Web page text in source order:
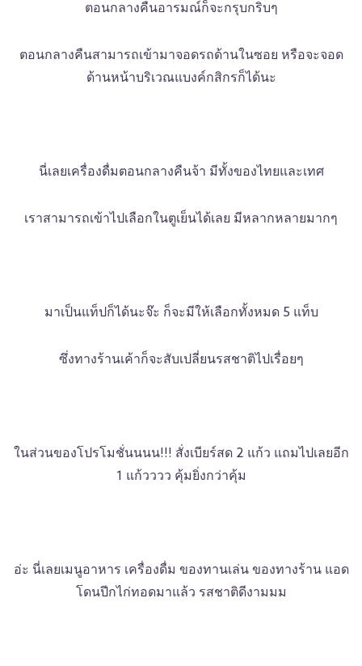
ตอนกลางคืนอารมณ์ก็จะกรุบกริบๆ
ตอนกลางคืนสามารถเข้ามาจอดรถด้านในซอย หรือจะจอด
ด้านหน้าบริเวณแบงค์กสิกรก็ได้นะ
นี่เลยเครื่องดื่มตอนกลางคืนจ้า มีทั้งของไทยและเทศ
เราสามารถเข้าไปเลือกในตูเย็นได้เลย มีหลากหลายมากๆ
มาเป็นแท็ปก็ได้นะจ๊ะ ก็จะมีให้เลือกทั้งหมด 5 แท็บ
ซึ่งทางร้านเค้าก็จะสับเปลี่ยนรสชาติไปเรื่อยๆ
ในส่วนของโปรโมชั่นนนน!!! สั่งเบียร์สด 2 แก้ว แถมไปเลยอีก
1 แก้วววว คุ้มยิ่งกว่าคุ้ม
อ่ะ นี่เลยเมนูอาหาร เครื่องดื่ม ของทานเล่น ของทางร้าน แอด
โดนปีกไก่ทอดมาแล้ว รสชาติดีงามมม